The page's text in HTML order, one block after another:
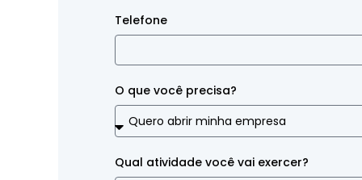
Telefone
O que você precisa?
Qual atividade você vai exercer?